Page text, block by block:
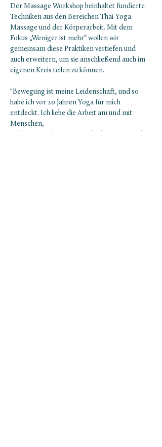
Der Massage Workshop beinhaltet fundierte
Techniken aus den Bereichen Thai-Yoga-
Massage und der Körperarbeit. Mit dem
Fokus „Weniger ist mehr“ wollen wir
gemeinsam diese Praktiken vertiefen und
auch erweitern, um sie anschließend auch im
eigenen Kreis teilen zu können.
"Bewegung ist meine Leidenschaft, und so
habe ich vor 20 Jahren Yoga für mich
entdeckt. Ich liebe die Arbeit am und mit
Menschen,